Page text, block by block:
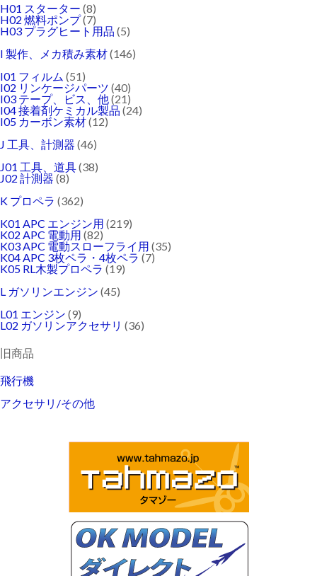
H01 スターター (8)
H02 燃料ポンプ(7)
H03 プラグヒート用品 (5)
I 製作、メカ積み素材(146)
I01 フィルム (51)
I02 リンケージパーツ (40)
I03 テープ、ビス、他(21)
I04 接着剤ケミカル製品 (24)
I05 カーボン素材(12)
J 工具、計測器 (46)
J01 工具、道具(38)
J02 計測器 (8)
K プロペラ (362)
K01 APC エンジン用 (219)
K02 APC 電動用 (82)
K03 APC 電動スローフライ用 (35)
K04 APC 3枚ペラ・4枚ペラ (7)
K05 RL木製プロペラ (19)
L ガソリンエンジン (45)
L01 エンジン (9)
L02 ガソリンアクセサリ (36)
旧商品
飛行機
アクセサリ/その他